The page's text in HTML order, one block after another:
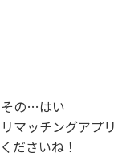
の…はい
マッチングアプ